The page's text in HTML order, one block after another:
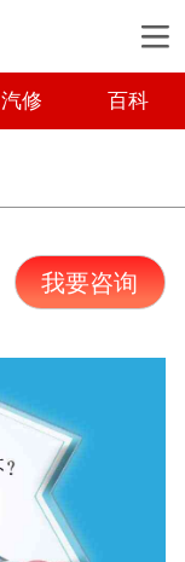
汽修 百科
我要咨询